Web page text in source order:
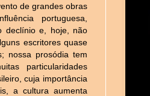
de grandes obras
portuguesa,
declínio e, hoje, não
escritores quase
nossa prosódia tem
particularidades
cuja importância
a cultura aumenta